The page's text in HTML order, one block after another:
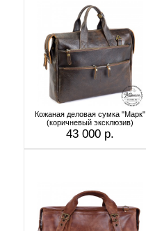
Кожаная деловая сумка "Марк"
(коричневый эксклюзив)
43 000 р.